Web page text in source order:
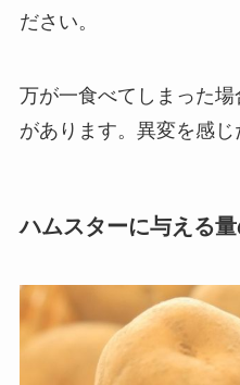
ださい。
万が一食べてしまった
があります。異変を感じ
ハムスターに与える